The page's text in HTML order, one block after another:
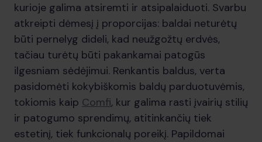
kurioje galima atsiremti ir atsipalaiduoti. Svarbu
atkreipti dėmesį į proporcijas: baldai neturėtų
būti pernelyg dideli, kad neužgožtų erdvės,
tačiau turėtų būti pakankamai patogūs
ilgesniam sėdėjimui. Renkantis baldus, verta
pasidomėti kokybiškomis baldų parduotuvėmis,
tokiomis kaip Comfi, kur galima rasti įvairių stilių
ir patogumo sprendimų, atitinkančių tiek
estetinį, tiek funkcionalų poreikį. Papildomai